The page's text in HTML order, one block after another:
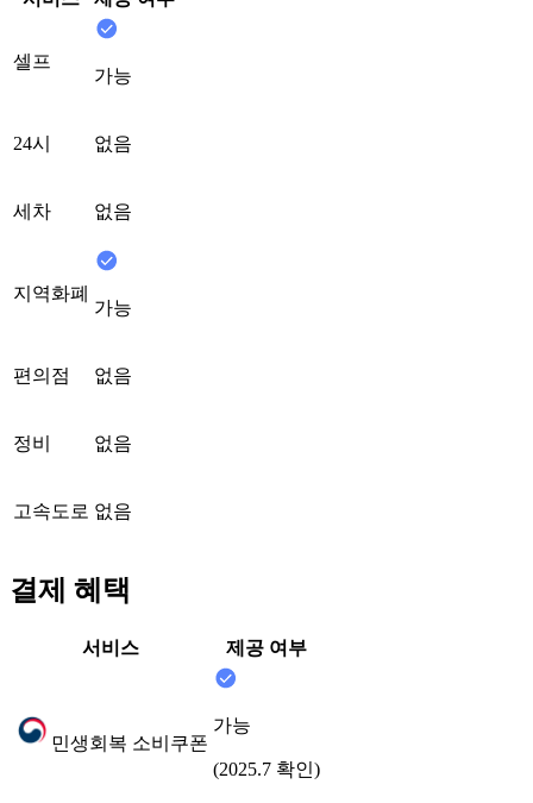
셀프
가능
24시 없음
세차 없음
지역화폐
가능
편의점 없음
정비 없음
고속도로 없음
결제 혜택
서비스 제공 여부
민생회복 소비쿠폰
가능
(2025.7 확인)